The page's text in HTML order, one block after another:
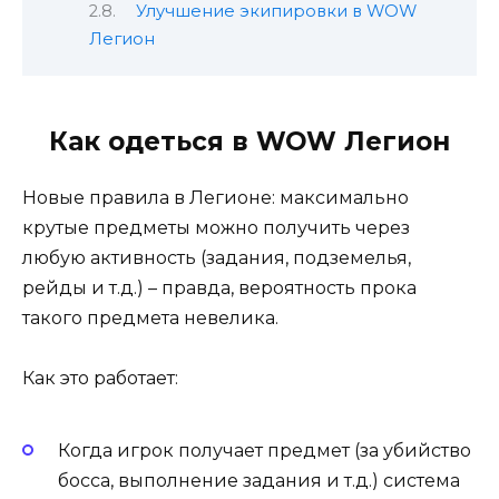
Улучшение экипировки в WOW
Легион
Как одеться в WOW Легион
Новые правила в Легионе: максимально
крутые предметы можно получить через
любую активность (задания, подземелья,
рейды и т.д.) – правда, вероятность прока
такого предмета невелика.
Как это работает:
Когда игрок получает предмет (за убийство
босса, выполнение задания и т.д.) система